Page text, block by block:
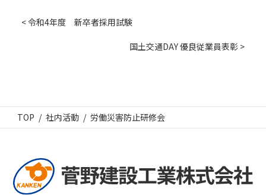
< 令和4年度 新卒者採用試験
国土交通DAY 優良従業員表彰 >
TOP 社内活動 労働災害防止研修会